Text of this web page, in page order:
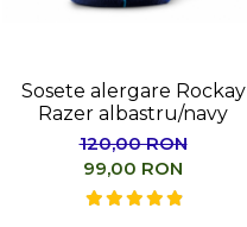
Sosete alergare Rockay
Razer albastru/navy
120,00 RON
99,00 RON